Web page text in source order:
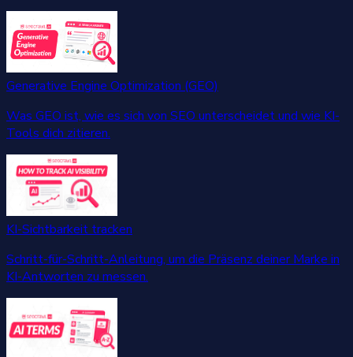
Generative Engine Optimization (GEO)
Was GEO ist, wie es sich von SEO unterscheidet und wie KI-
Tools dich zitieren.
KI-Sichtbarkeit tracken
Schritt-für-Schritt-Anleitung, um die Präsenz deiner Marke in
KI-Antworten zu messen.